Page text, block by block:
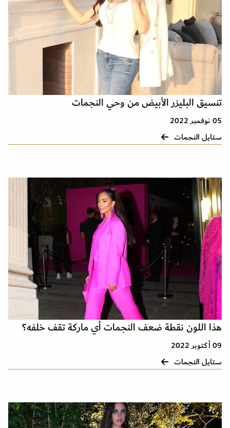
تنسيق البليزر الأبيض من وحي النجمات
05 نوفمبر 2022
ستايل النجمات
هذا اللون نقطة ضعف النجمات أي ماركة تقف خلفه؟
09 أكتوبر 2022
ستايل النجمات